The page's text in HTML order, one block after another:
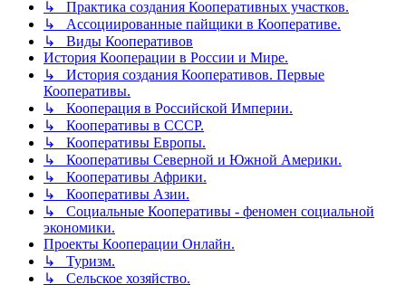
↳ Практика создания Кооперативных участков.
↳ Ассоциированные пайщики в Кооперативе.
↳ Виды Кооперативов
История Кооперации в России и Мире.
↳ История создания Кооперативов. Первые
Кооперативы.
↳ Кооперация в Российской Империи.
↳ Кооперативы в СССР.
↳ Кооперативы Европы.
↳ Кооперативы Северной и Южной Америки.
↳ Кооперативы Африки.
↳ Кооперативы Азии.
↳ Социальные Кооперативы - феномен социальной
экономики.
Проекты Кооперации Онлайн.
↳ Туризм.
↳ Сельское хозяйство.